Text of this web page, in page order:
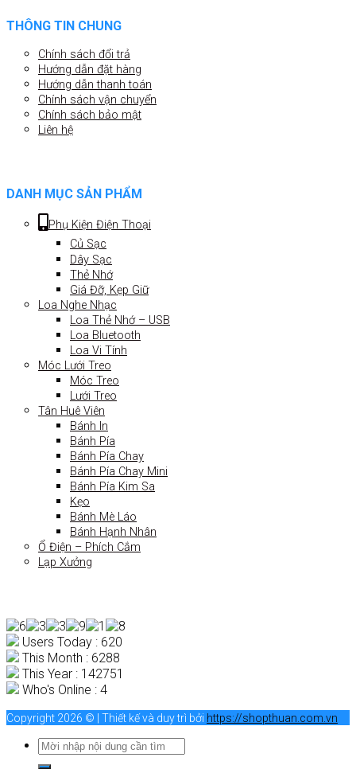
THÔNG TIN CHUNG
Chính sách đổi trả
Hướng dẫn đặt hàng
Hướng dẫn thanh toán
Chính sách vận chuyển
Chính sách bảo mật
Liên hệ
DANH MỤC SẢN PHẨM
Phụ Kiện Điện Thoại
Củ Sạc
Dây Sạc
Thẻ Nhớ
Giá Đỡ, Kẹp Giữ
Loa Nghe Nhạc
Loa Thẻ Nhớ – USB
Loa Bluetooth
Loa Vi Tính
Móc Lưới Treo
Móc Treo
Lưới Treo
Tân Huê Viên
Bánh In
Bánh Pía
Bánh Pía Chay
Bánh Pía Chay Mini
Bánh Pía Kim Sa
Kẹo
Bánh Mè Láo
Bánh Hạnh Nhân
Ổ Điện – Phích Cắm
Lạp Xưởng
Users Today : 620
This Month : 6288
This Year : 142751
Who's Online : 4
Copyright 2026 © | Thiết kế và duy trì bởi https://shopthuan.com.vn